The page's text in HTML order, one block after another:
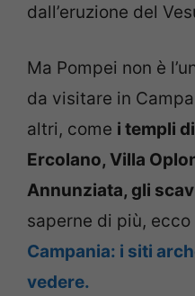
dall’eruzione del
Ma Pompei non è
da visitare in
altri, come i templi
Ercolano, Villa
Annunziata, gli
saperne di più,
Campania: i siti
vedere.